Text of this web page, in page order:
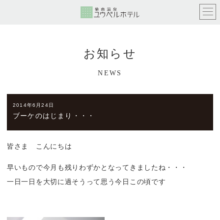
お知らせ
NEWS
2014年6月24日
ブーケのはじまり・・・
皆さま こんにちは
早いもので今月も残りわずかとなってきましたね・・・
一日一日を大切に過そうって思う今日この頃です